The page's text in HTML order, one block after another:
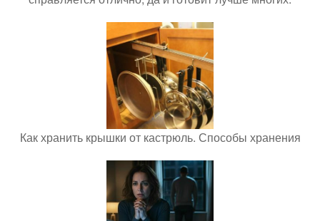
Как хранить крышки от кастрюль. Способы хранения